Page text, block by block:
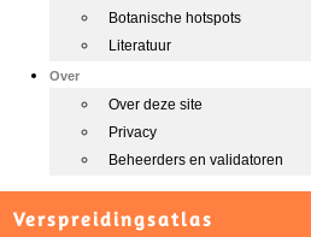
Botanische hotspots
Literatuur
Over
Over deze site
Privacy
Beheerders en validatoren
Verspreidingsatlas